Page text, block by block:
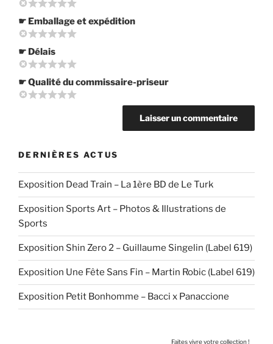
☛ Emballage et expédition
☛ Délais
☛ Qualité du commissaire-priseur
DERNIÈRES ACTUS
Exposition Dead Train – La 1ère BD de Le Turk
Exposition Sports Art – Photos & Illustrations de
Sports
Exposition Shin Zero 2 – Guillaume Singelin (Label 619)
Exposition Une Fête Sans Fin – Martin Robic (Label 619)
Exposition Petit Bonhomme – Bacci x Panaccione
Faites vivre votre collection !